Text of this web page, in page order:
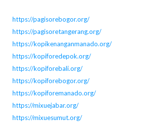
https://pagisorebogor.org/
https://pagisoretangerang.org/
https://kopikenanganmanado.org/
https://kopiforedepok.org/
https://kopiforebali.org/
https://kopiforebogor.org/
https://kopiforemanado.org/
https://mixuejabar.org/
https://mixuesumut.org/